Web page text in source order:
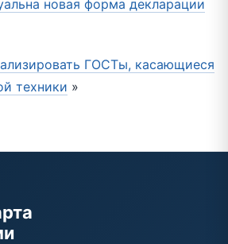
новая форма декларации
ГОСТы, касающиеся
техники »